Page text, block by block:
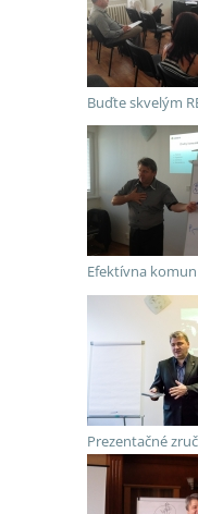
Buďte skvelým
Efektívna
Prezentačné